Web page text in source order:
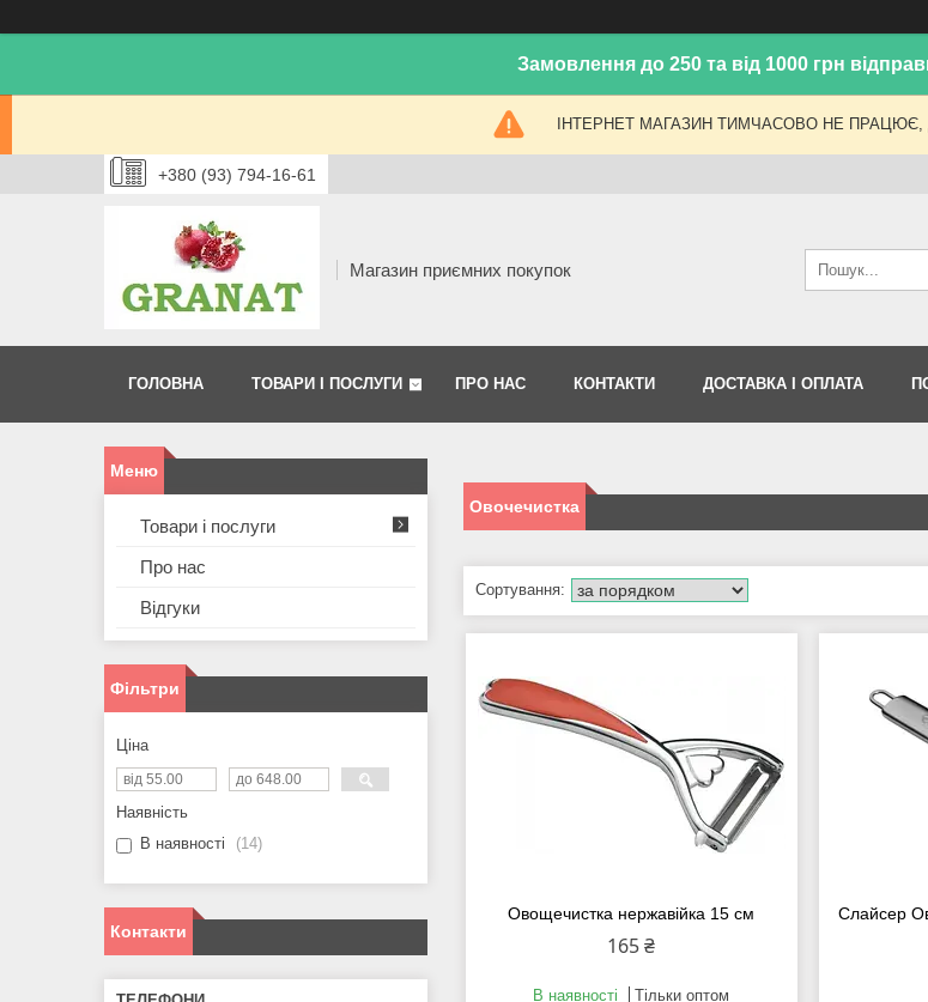
Замовлення до 250 та від 1000 грн
ІНТЕРНЕТ МАГАЗИН ТИМЧАСОВО НЕ
+380 (93) 794-16-61
Магазин приємних покупок
ГОЛОВНА ТОВАРИ І ПОСЛУГИ ПРО НАС КОНТАКТИ ДОСТАВКА І ОПЛАТА
Овочечистка
Овощечистка нержавійка 15 см
165 ₴
В наявності
Тільки оптом
Слайсер
Товари і послуги
Про нас
Відгуки
Фільтри
Ціна
Наявність
В наявності
14
Контакти